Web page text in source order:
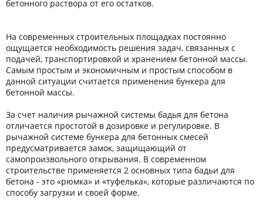
бетонного раствора от его остатков.
На современных строительных площадках постоянно
ощущается необходимость решения задач, связанных с
подачей, транспортировкой и хранением бетонной массы.
Самым простым и экономичным и простым способом в
данной ситуации считается применения бункера для
бетонной массы.
За счет наличия рычажной системы бадья для бетона
отличается простотой в дозировке и регулировке. В
рычажной системе бункера для бетонных смесей
предусматривается замок, защищающий от
самопроизвольного открывания. В современном
строительстве применяется 2 основных типа бадьи для
бетона - это «рюмка» и «туфелька», которые различаются по
способу загрузки и своей форме.